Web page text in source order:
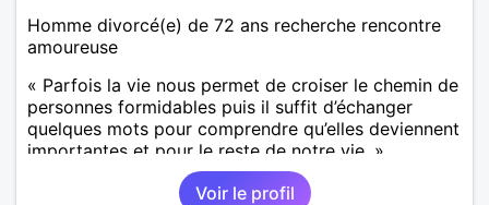
Homme divorcé(e) de 72 ans recherche rencontre
amoureuse
« Parfois la vie nous permet de croiser le chemin de
personnes formidables puis il suffit d’échanger
quelques mots pour comprendre qu’elles deviennent
importantes et pour le reste de notre vie. »
Voir le profil